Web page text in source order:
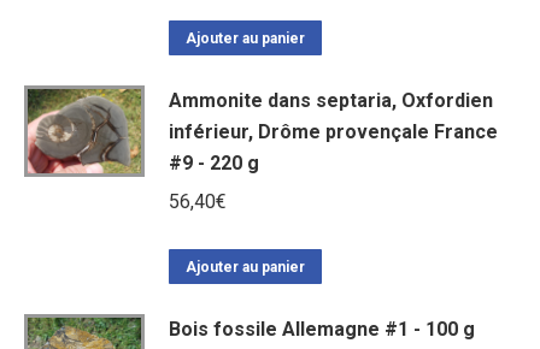
Ajouter au panier
Ammonite dans septaria, Oxfordien
inférieur, Drôme provençale France
#9 - 220 g
56,40€
Ajouter au panier
Bois fossile Allemagne #1 - 100 g